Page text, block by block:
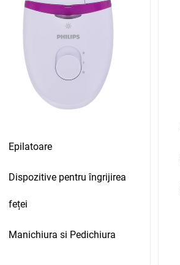
Epilatoare
Dispozitive pentru îngrijirea
feței
Manichiura si Pedichiura